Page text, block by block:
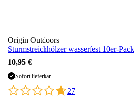
Origin Outdoors
Sturmstreichhölzer wasserfest 10er-Pack
10,95 €
Sofort lieferbar
27